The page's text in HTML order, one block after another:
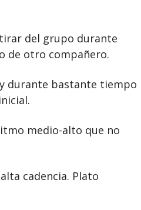
del grupo durante
de otro compañero.
durante bastante tiempo
medio-alto que no
cadencia. Plato